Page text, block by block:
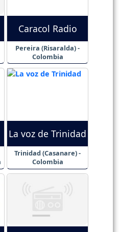
Caracol Radio
Pereira (Risaralda) -
Colombia
La voz de Trinidad
Trinidad (Casanare) -
Colombia